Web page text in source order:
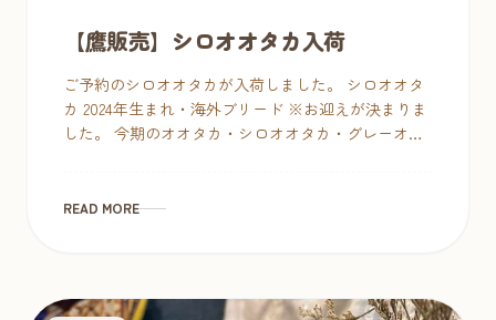
【鷹販売】シロオオタカ入荷
ご予約のシロオオタカが入荷しました。 シロオオタ
カ 2024年生まれ・海外ブリード ※お迎えが決まりま
した。 今期のオオタカ・シロオオタカ・グレーオオ
READ MORE